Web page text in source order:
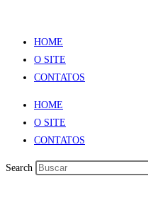
HOME
O SITE
CONTATOS
HOME
O SITE
CONTATOS
Search